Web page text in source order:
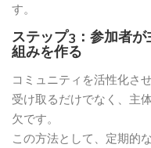
す。
ステップ3：参加者
組みを作る
コミュニティを活性化さ
受け取るだけでなく、主
欠です。
この方法として、定期的